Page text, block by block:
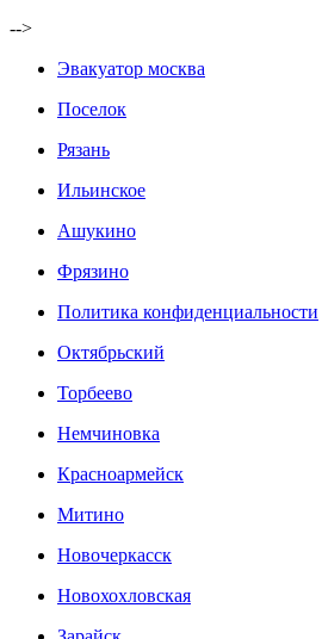
-->
Эвакуатор москва
Поселок
Рязань
Ильинское
Ашукино
Фрязино
Политика конфиденциальности
Октябрьский
Торбеево
Немчиновка
Красноармейск
Митино
Новочеркасск
Новохохловская